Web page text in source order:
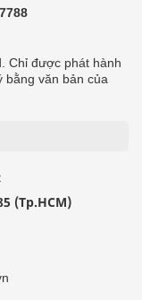
Chỉ được phát hành
bằng văn bản của
(Tp.HCM)